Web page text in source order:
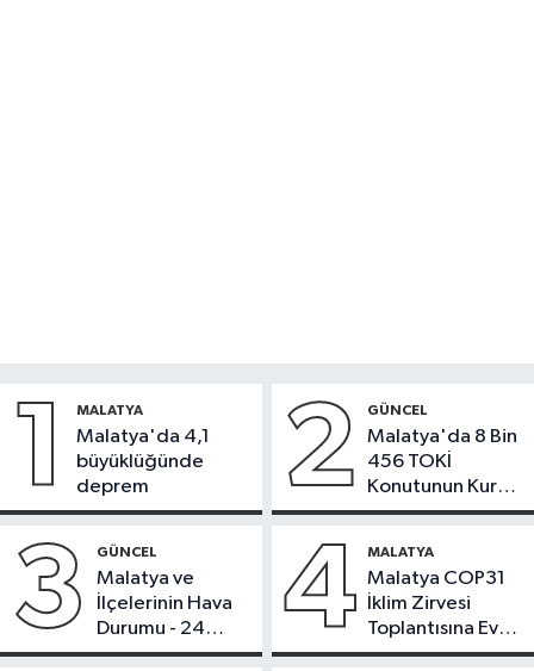
1 MALATYA
Malatya'da 4,1
büyüklüğünde
deprem
2 GÜNCEL
Malatya'da 8 Bin
456 TOKİ
Konutunun Kurası
Bugün Çekiliyor
3 GÜNCEL
Malatya ve
İlçelerinin Hava
Durumu - 24
Temmuz 2026
4 MALATYA
Malatya COP31
İklim Zirvesi
Toplantısına Ev
Sahipliği Yaptı